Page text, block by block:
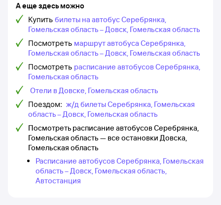
А еще здесь можно
Купить билеты на автобус Серебрянка,
Гомельская область – Довск, Гомельская область
Посмотреть маршрут автобуса Серебрянка,
Гомельская область – Довск, Гомельская область
Посмотреть расписание автобусов Серебрянка,
Гомельская область
Отели в Довске, Гомельская область
Поездом: ж/д билеты Серебрянка, Гомельская
область – Довск, Гомельская область
Посмотреть расписание автобусов Серебрянка,
Гомельская область — все остановки Довска,
Гомельская область
Расписание автобусов Серебрянка, Гомельская
область – Довск, Гомельская область,
Автостанция